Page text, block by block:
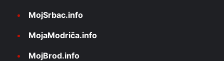
MojSrbac.info
MojaModriča.info
MojBrod.info